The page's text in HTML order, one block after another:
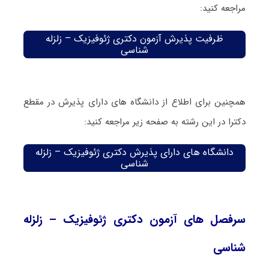
مراجعه کنید:
ظرفیت پذیرش آزمون دکتری ژئوفیزیک – زلزله
شناسی
همچنین برای اطلاع از دانشگاه های دارای پذیرش در مقطع
دکترا در این رشته به صفحه زیر مراجعه کنید:
دانشگاه های دارای پذیرش دکتری ژئوفیزیک – زلزله
شناسی
سرفصل های آزمون دکتری ژئوفیزیک – زلزله
شناسی